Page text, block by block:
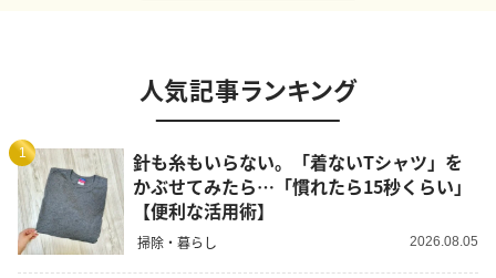
人気記事ランキング
1
針も糸もいらない。「着ないTシャツ」を
かぶせてみたら…「慣れたら15秒くらい」
【便利な活用術】
掃除・暮らし 2026.08.05